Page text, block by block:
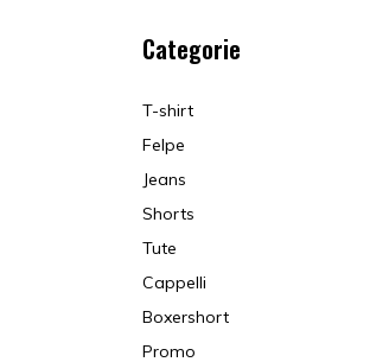
Categorie
T-shirt
Felpe
Jeans
Shorts
Tute
Cappelli
Boxershort
Promo